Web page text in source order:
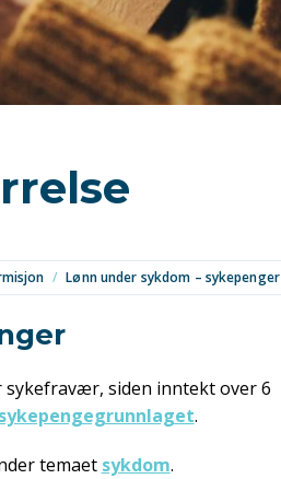
/ Lønn under sykdom – sykepenger
siden inntekt over 6
sykepengegrunnlaget.
temaet sykdom.